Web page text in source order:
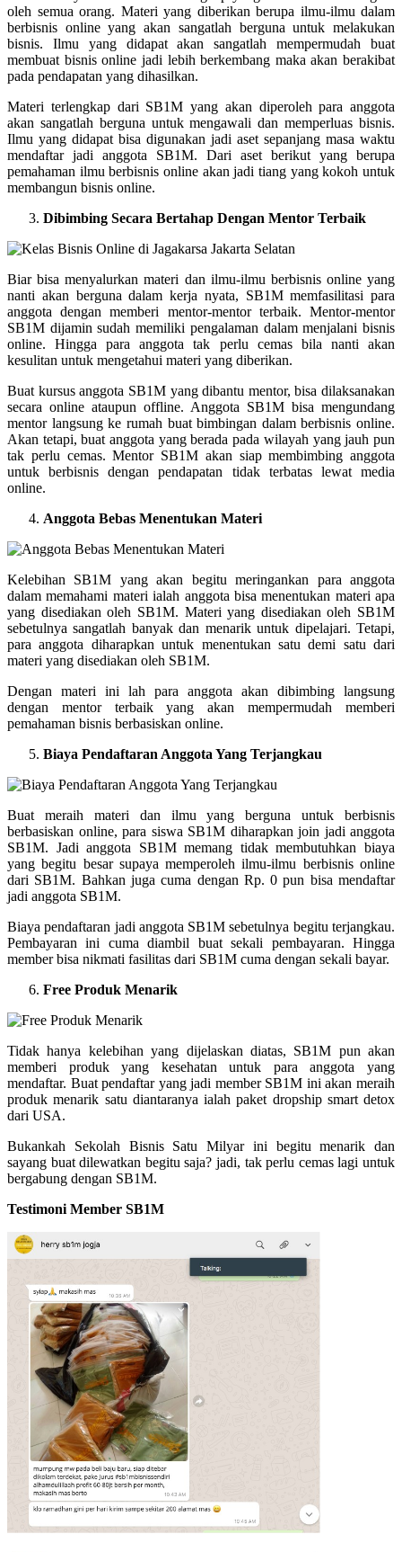
oleh semua orang. Materi yang diberikan berupa ilmu-ilmu dalam
berbisnis online yang akan sangatlah berguna untuk melakukan
bisnis. Ilmu yang didapat akan sangatlah mempermudah buat
membuat bisnis online jadi lebih berkembang maka akan berakibat
pada pendapatan yang dihasilkan.
Materi terlengkap dari SB1M yang akan diperoleh para anggota
akan sangatlah berguna untuk mengawali dan memperluas bisnis.
Ilmu yang didapat bisa digunakan jadi aset sepanjang masa waktu
mendaftar jadi anggota SB1M. Dari aset berikut yang berupa
pemahaman ilmu berbisnis online akan jadi tiang yang kokoh untuk
membangun bisnis online.
Dibimbing Secara Bertahap Dengan Mentor Terbaik
Biar bisa menyalurkan materi dan ilmu-ilmu berbisnis online yang
nanti akan berguna dalam kerja nyata, SB1M memfasilitasi para
anggota dengan memberi mentor-mentor terbaik. Mentor-mentor
SB1M dijamin sudah memiliki pengalaman dalam menjalani bisnis
online. Hingga para anggota tak perlu cemas bila nanti akan
kesulitan untuk mengetahui materi yang diberikan.
Buat kursus anggota SB1M yang dibantu mentor, bisa dilaksanakan
secara online ataupun offline. Anggota SB1M bisa mengundang
mentor langsung ke rumah buat bimbingan dalam berbisnis online.
Akan tetapi, buat anggota yang berada pada wilayah yang jauh pun
tak perlu cemas. Mentor SB1M akan siap membimbing anggota
untuk berbisnis dengan pendapatan tidak terbatas lewat media
online.
Anggota Bebas Menentukan Materi
Kelebihan SB1M yang akan begitu meringankan para anggota
dalam memahami materi ialah anggota bisa menentukan materi apa
yang disediakan oleh SB1M. Materi yang disediakan oleh SB1M
sebetulnya sangatlah banyak dan menarik untuk dipelajari. Tetapi,
para anggota diharapkan untuk menentukan satu demi satu dari
materi yang disediakan oleh SB1M.
Dengan materi ini lah para anggota akan dibimbing langsung
dengan mentor terbaik yang akan mempermudah memberi
pemahaman bisnis berbasiskan online.
Biaya Pendaftaran Anggota Yang Terjangkau
Buat meraih materi dan ilmu yang berguna untuk berbisnis
berbasiskan online, para siswa SB1M diharapkan join jadi anggota
SB1M. Jadi anggota SB1M memang tidak membutuhkan biaya
yang begitu besar supaya memperoleh ilmu-ilmu berbisnis online
dari SB1M. Bahkan juga cuma dengan Rp. 0 pun bisa mendaftar
jadi anggota SB1M.
Biaya pendaftaran jadi anggota SB1M sebetulnya begitu terjangkau.
Pembayaran ini cuma diambil buat sekali pembayaran. Hingga
member bisa nikmati fasilitas dari SB1M cuma dengan sekali bayar.
Free Produk Menarik
Tidak hanya kelebihan yang dijelaskan diatas, SB1M pun akan
memberi produk yang kesehatan untuk para anggota yang
mendaftar. Buat pendaftar yang jadi member SB1M ini akan meraih
produk menarik satu diantaranya ialah paket dropship smart detox
dari USA.
Bukankah Sekolah Bisnis Satu Milyar ini begitu menarik dan
sayang buat dilewatkan begitu saja? jadi, tak perlu cemas lagi untuk
bergabung dengan SB1M.
Testimoni Member SB1M